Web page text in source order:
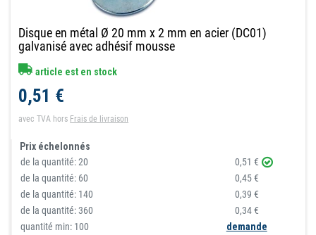
Disque en métal Ø 20 mm x 2 mm en acier (DC01)
galvanisé avec adhésif mousse
article est en stock
0,51 €
avec TVA hors Frais de livraison
Prix échelonnés
de la quantité:20
0,51 €
de la quantité: 60
0,45 €
de la quantité: 140
0,39 €
de la quantité:360
0,34 €
quantité min: 100
demande